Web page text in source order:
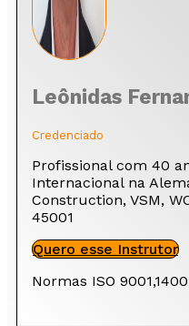
Leônidas
Credenciado
Profissional com 40
Internacional na
Construction, VSM,
45001
Quero esse Instrutor
Normas ISO